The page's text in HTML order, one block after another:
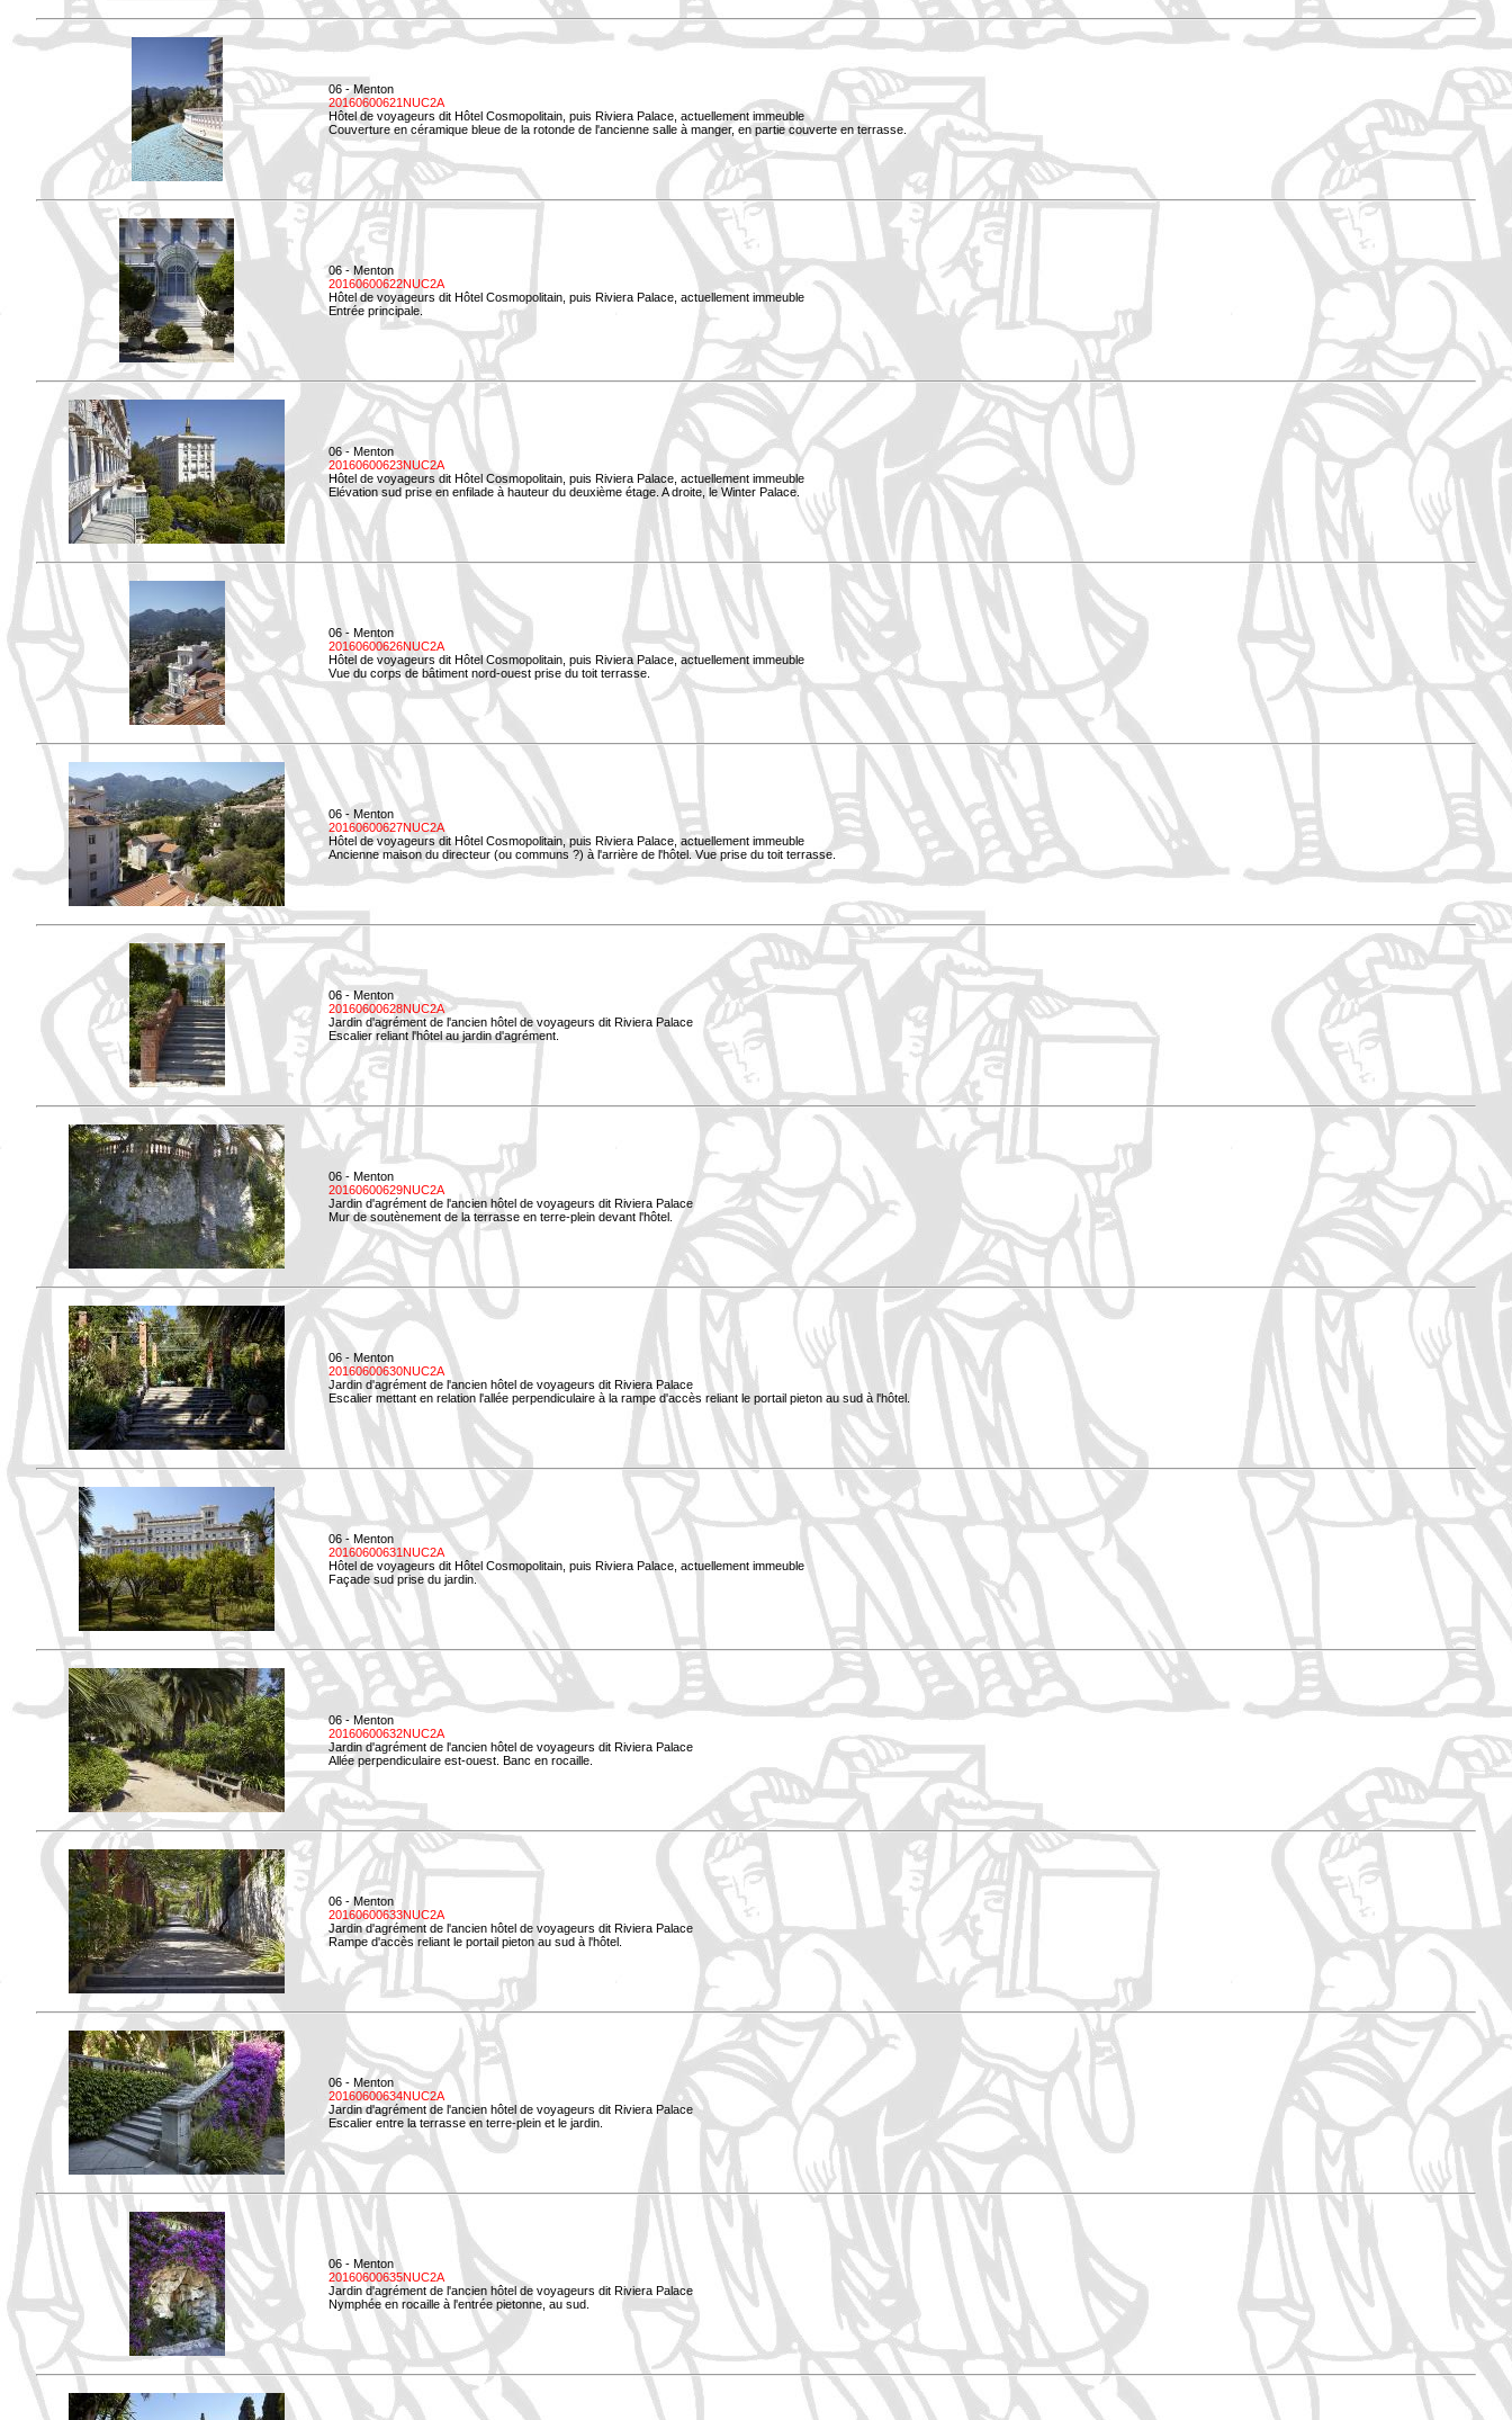
06 - Menton
20160600621NUC2A
Hôtel de voyageurs dit Hôtel Cosmopolitain, puis Riviera Palace, actuellement immeuble
Couverture en céramique bleue de la rotonde de l'ancienne salle à manger, en partie couverte en terrasse.
06 - Menton
20160600622NUC2A
Hôtel de voyageurs dit Hôtel Cosmopolitain, puis Riviera Palace, actuellement immeuble
Entrée principale.
06 - Menton
20160600623NUC2A
Hôtel de voyageurs dit Hôtel Cosmopolitain, puis Riviera Palace, actuellement immeuble
Elévation sud prise en enfilade à hauteur du deuxième étage. A droite, le Winter Palace.
06 - Menton
20160600626NUC2A
Hôtel de voyageurs dit Hôtel Cosmopolitain, puis Riviera Palace, actuellement immeuble
Vue du corps de bâtiment nord-ouest prise du toit terrasse.
06 - Menton
20160600627NUC2A
Hôtel de voyageurs dit Hôtel Cosmopolitain, puis Riviera Palace, actuellement immeuble
Ancienne maison du directeur (ou communs ?) à l'arrière de l'hôtel. Vue prise du toit terrasse.
06 - Menton
20160600628NUC2A
Jardin d'agrément de l'ancien hôtel de voyageurs dit Riviera Palace
Escalier reliant l'hôtel au jardin d'agrément.
06 - Menton
20160600629NUC2A
Jardin d'agrément de l'ancien hôtel de voyageurs dit Riviera Palace
Mur de soutènement de la terrasse en terre-plein devant l'hôtel.
06 - Menton
20160600630NUC2A
Jardin d'agrément de l'ancien hôtel de voyageurs dit Riviera Palace
Escalier mettant en relation l'allée perpendiculaire à la rampe d'accès reliant le portail pieton au sud à l'hôtel.
06 - Menton
20160600631NUC2A
Hôtel de voyageurs dit Hôtel Cosmopolitain, puis Riviera Palace, actuellement immeuble
Façade sud prise du jardin.
06 - Menton
20160600632NUC2A
Jardin d'agrément de l'ancien hôtel de voyageurs dit Riviera Palace
Allée perpendiculaire est-ouest. Banc en rocaille.
06 - Menton
20160600633NUC2A
Jardin d'agrément de l'ancien hôtel de voyageurs dit Riviera Palace
Rampe d'accès reliant le portail pieton au sud à l'hôtel.
06 - Menton
20160600634NUC2A
Jardin d'agrément de l'ancien hôtel de voyageurs dit Riviera Palace
Escalier entre la terrasse en terre-plein et le jardin.
06 - Menton
20160600635NUC2A
Jardin d'agrément de l'ancien hôtel de voyageurs dit Riviera Palace
Nymphée en rocaille à l'entrée pietonne, au sud.